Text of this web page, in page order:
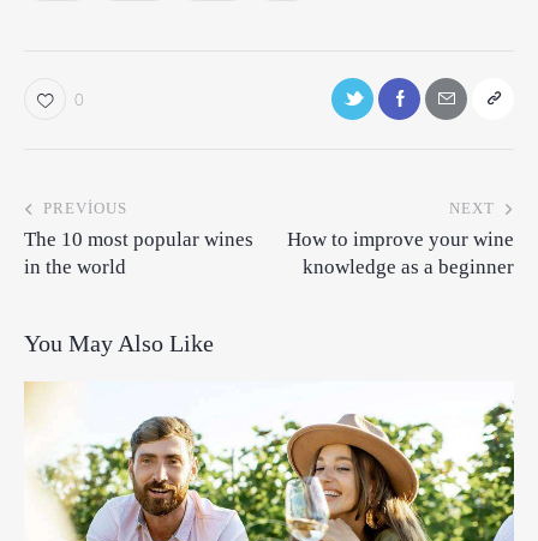
0
PREVIOUS
The 10 most popular wines
in the world
NEXT
How to improve your wine
knowledge as a beginner
You May Also Like